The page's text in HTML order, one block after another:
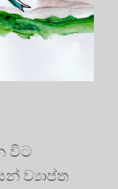
විට
ව්‍යාප්ත